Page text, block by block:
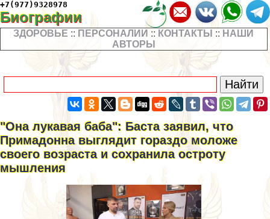
+7(977)9328978
Биографии
ЗДОРОВЬЕ :: ПЕРСОНАЛИИ :: КОНТАКТЫ :: НАШИ
АВТОРЫ
"Она лукавая баба": Баста заявил, что
Примадонна выглядит гораздо моложе
своего возраста и сохранила остроту
мышления